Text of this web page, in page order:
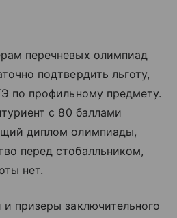
перечневых олимпиад
подтвердить льготу,
по профильному предмету.
с 80 баллами
диплом олимпиады,
перед стобалльником,
нет.
призеры заключительного